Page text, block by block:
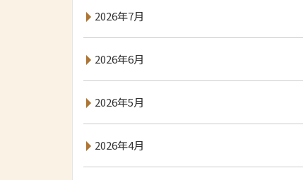
2026年7月
2026年6月
2026年5月
2026年4月